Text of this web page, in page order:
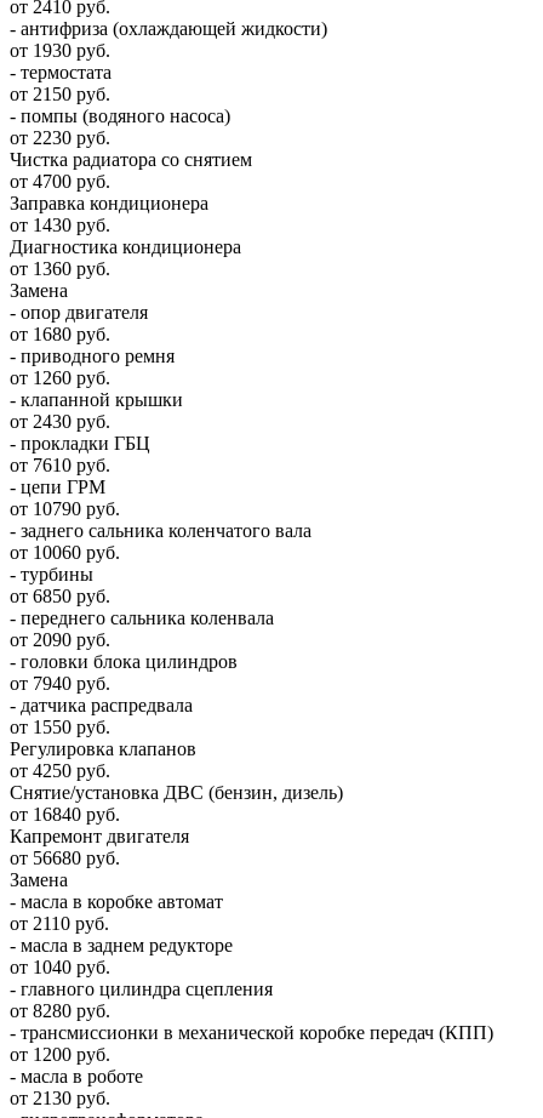
от 2410 руб.
- антифриза (охлаждающей жидкости)
от 1930 руб.
- термостата
от 2150 руб.
- помпы (водяного насоса)
от 2230 руб.
Чистка радиатора со снятием
от 4700 руб.
Заправка кондиционера
от 1430 руб.
Диагностика кондиционера
от 1360 руб.
Замена
- опор двигателя
от 1680 руб.
- приводного ремня
от 1260 руб.
- клапанной крышки
от 2430 руб.
- прокладки ГБЦ
от 7610 руб.
- цепи ГРМ
от 10790 руб.
- заднего сальника коленчатого вала
от 10060 руб.
- турбины
от 6850 руб.
- переднего сальника коленвала
от 2090 руб.
- головки блока цилиндров
от 7940 руб.
- датчика распредвала
от 1550 руб.
Регулировка клапанов
от 4250 руб.
Снятие/установка ДВС (бензин, дизель)
от 16840 руб.
Капремонт двигателя
от 56680 руб.
Замена
- масла в коробке автомат
от 2110 руб.
- масла в заднем редукторе
от 1040 руб.
- главного цилиндра сцепления
от 8280 руб.
- трансмиссионки в механической коробке передач (КПП)
от 1200 руб.
- масла в роботе
от 2130 руб.